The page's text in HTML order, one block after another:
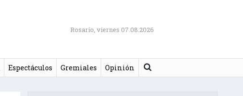
Rosario, viernes 07.08.2026
Espectáculos Gremiales Opinión Buscar